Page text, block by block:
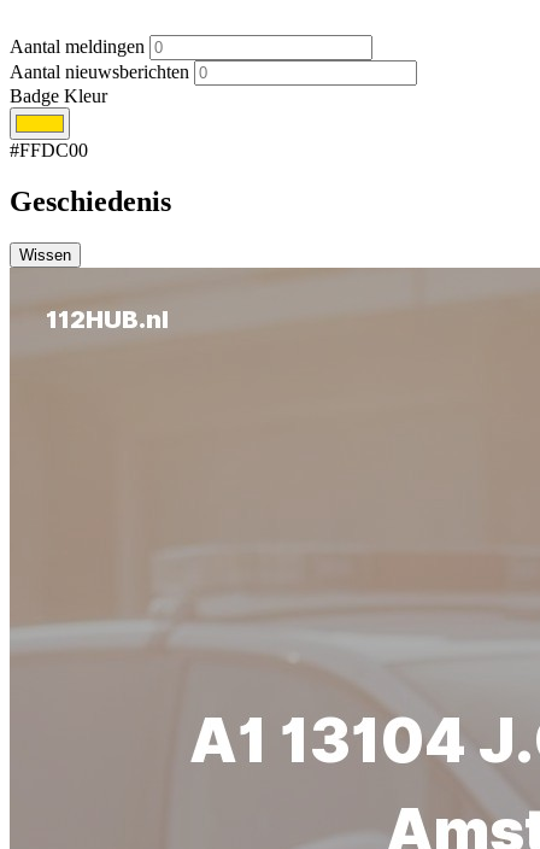
Aantal meldingen
Aantal nieuwsberichten
Badge Kleur
#FFDC00
Geschiedenis
Wissen